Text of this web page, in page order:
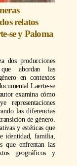
relatos
se y Paloma
dos producciones
que abordan las
en contextos
Laerte-se
examina cómo
representaciones
las diferencias
de género.
y estéticas que
identidad, familia,
que enfrentan las
geográficos y